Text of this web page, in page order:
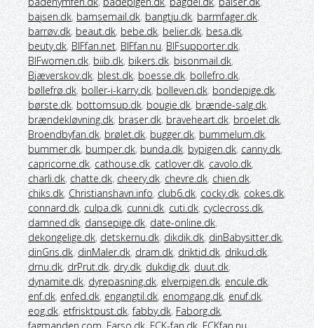
bajsen.dk, bamsemail.dk, bangtju.dk, barmfager.dk,
barrøv.dk, beaut.dk, bebe.dk, belier.dk, besa.dk,
beuty.dk, BIFfan.net, BIFfan.nu, BIFsupporter.dk,
BIFwomen.dk, biib.dk, bikers.dk, bisonmail.dk,
Bjæverskov.dk, blest.dk, boesse.dk, bollefro.dk,
bøllefrø.dk, boller-i-karry.dk, bolleven.dk, bondepige.dk,
børste.dk, bottomsup.dk, bougie.dk, brænde-salg.dk,
brændekløvning.dk, braser.dk, braveheart.dk, broelet.dk,
Broendbyfan.dk, brølet.dk, bugger.dk, bummelum.dk,
bummer.dk, bumper.dk, bunda.dk, bypigen.dk, canny.dk,
capricorne.dk, cathouse.dk, catlover.dk, cavolo.dk,
charli.dk, chatte.dk, cheery.dk, chevre.dk, chien.dk,
chiks.dk, Christianshavn.info, club6.dk, cocky.dk, cokes.dk,
connard.dk, culpa.dk, cunni.dk, cuti.dk, cyclecross.dk,
damned.dk, dansepige.dk, date-online.dk,
dekongelige.dk, detskernu.dk, dikdik.dk, dinBabysitter.dk,
dinGris.dk, dinMaler.dk, dram.dk, driktid.dk, drikud.dk,
drnu.dk, drPrut.dk, dry.dk, dukdig.dk, duut.dk,
dynamite.dk, dyrepasning.dk, elverpigen.dk, encule.dk,
enf.dk, enfed.dk, engangtil.dk, enomgang.dk, enuf.dk,
eog.dk, etfrisktpust.dk,fabby.dk, Faborg.dk,
fagmanden.com, Farso.dk, FCK-fan.dk, FCKfan.nu,